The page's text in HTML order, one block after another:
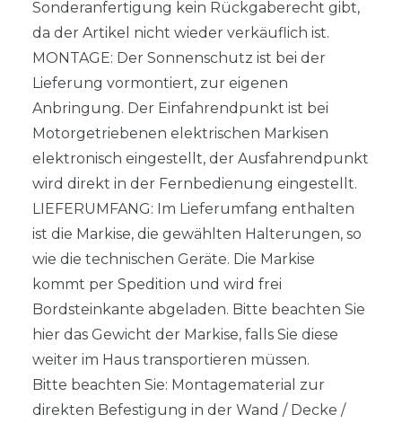
Sonderanfertigung kein Rückgaberecht gibt,
da der Artikel nicht wieder verkäuflich ist.
MONTAGE: Der Sonnenschutz ist bei der
Lieferung vormontiert, zur eigenen
Anbringung. Der Einfahrendpunkt ist bei
Motorgetriebenen elektrischen Markisen
elektronisch eingestellt, der Ausfahrendpunkt
wird direkt in der Fernbedienung eingestellt.
LIEFERUMFANG: Im Lieferumfang enthalten
ist die Markise, die gewählten Halterungen, so
wie die technischen Geräte. Die Markise
kommt per Spedition und wird frei
Bordsteinkante abgeladen. Bitte beachten Sie
hier das Gewicht der Markise, falls Sie diese
weiter im Haus transportieren müssen.
Bitte beachten Sie: Montagematerial zur
direkten Befestigung in der Wand / Decke /